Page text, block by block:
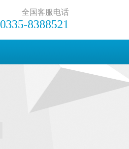
全国客服电话
0335-8388521